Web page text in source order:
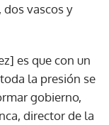
vascos y
es que con un
la presión se
gobierno,
director de la